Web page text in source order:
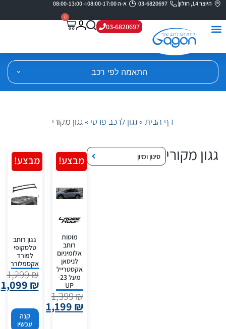
היוצר 14, חולון 03-6820697 א-ה 08:00-17:00 ו- 08:00-13:00
03-6820697
0
התאמה לפי רכב
דף הבית »גגון לרכב פרטי »גגון מקורי
גגון מקורי סינון ומיון
מוטות
רוחב
אלומיניום
לניסאן
אקסטרייל
מעל 23-
UP
1,399₪
1,199 ₪
מבצע!
גגון רוחב
טלסקופי
לפורד
אקספלורר
1,299₪
1,099 ₪
קנה
עכשיו
מבצע!